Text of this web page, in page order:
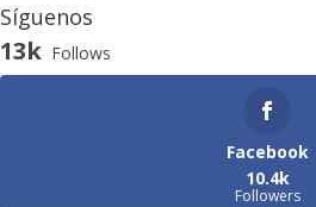
Síguenos
13k Follows
Facebook
10.4k
Followers